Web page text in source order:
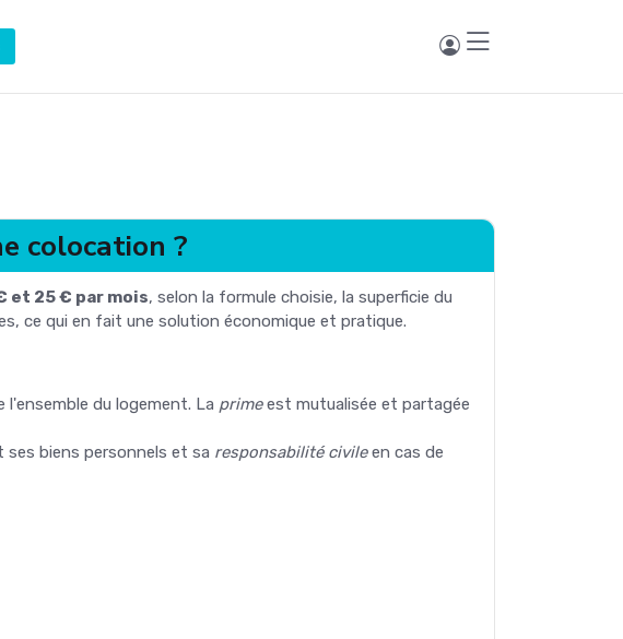
colocation ?
et 25 € par mois, selon la formule choisie, la superficie du
ce qui en fait une solution économique et pratique.
du logement. La primeest mutualisée et partagée
ses biens personnels et sa responsabilité civileen cas de